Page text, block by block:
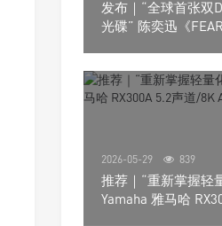
发布｜“全球首张双
光碟” 陈奕迅《
2026-05-29 839
推荐｜“重新掌握轻
Yamaha 雅马哈